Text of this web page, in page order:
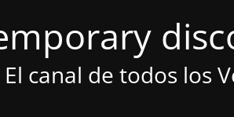
El canal de todos los